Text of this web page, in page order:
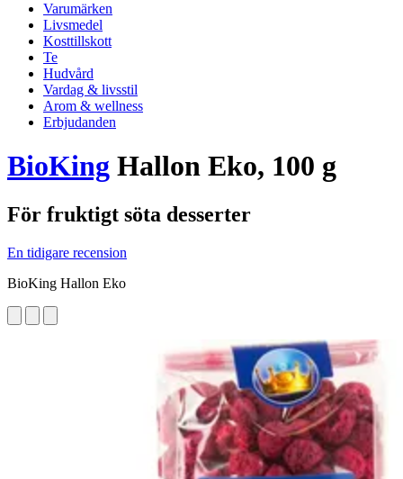
Varumärken
Livsmedel
Kosttillskott
Te
Hudvård
Vardag & livsstil
Arom & wellness
Erbjudanden
BioKing Hallon Eko, 100 g
För fruktigt söta desserter
En tidigare recension
BioKing Hallon Eko